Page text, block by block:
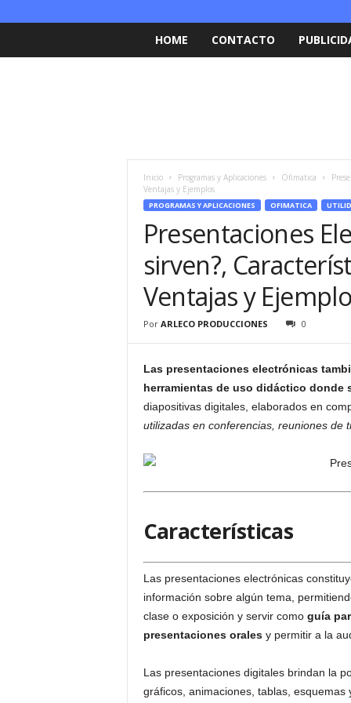
HOME CONTACTO
Inicio Programas y Aplicaciones Ofimatica
Ventajas y Ejemplos
PROGRAMAS Y APLICACIONES OFIMATICA
Presentaciones
sirven?,
Ventajas y
Por ARLECO PRODUCCIONES 0
Las presentaciones electrónicas
herramientas de uso didáctico donde
diapositivas digitales, elaborados en
utilizadas en conferencias, reuniones de
Características
Las presentaciones electrónicas
información sobre algún tema,
clase o exposición y servir como guía
presentaciones oralesy permitir a la
Las presentaciones digitales brindan la
gráficos, animaciones, tablas,